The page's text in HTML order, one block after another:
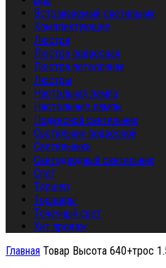
Встраиваемый светильник
Комплектующие
Люстра
Люстра подвесная
Люстра потолочная
Люстры
Настольная лампа
Настольные лампы
Подвесной светильник
Светильник подвесной
Светильники
Светодиодный светильник
Спот
Торшер
Торшеры
Точечный свет
Хит продаж
Главная Товар Высота 640+трос